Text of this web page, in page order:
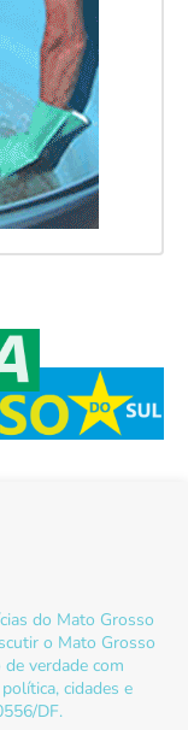
do Mato Grosso
o Mato Grosso
verdade com
cidades e
DF.